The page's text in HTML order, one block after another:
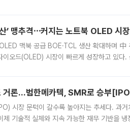
’ 맹추격⋯커지는 노트북 OLED 시장
맥북 공급 BOE·TCL 생산 확대하며 中
오드(OLED) 시장이 빠르게 성장하고 있다.
거론…범한메카텍, SMR로 승부
시장 문턱이 갈수록 높아지는 추세다. 과거
제 기술적 실체와 지속 가능한 재무 기반을